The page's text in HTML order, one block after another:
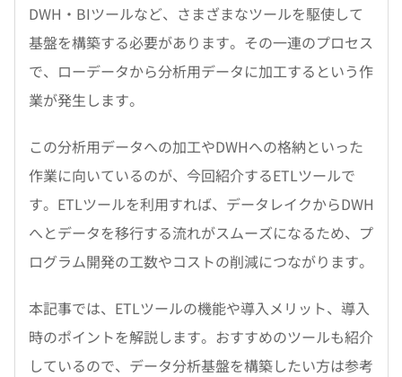
DWH・BIツールなど、さまざまなツールを駆使して
基盤を構築する必要があります。その一連のプロセス
で、ローデータから分析用データに加工するという作
業が発生します。
この分析用データへの加工やDWHへの格納といった
作業に向いているのが、今回紹介するETLツールで
す。ETLツールを利用すれば、データレイクからDWH
へとデータを移行する流れがスムーズになるため、プ
ログラム開発の工数やコストの削減につながります。
本記事では、ETLツールの機能や導入メリット、導入
時のポイントを解説します。おすすめのツールも紹介
しているので、データ分析基盤を構築したい方は参考